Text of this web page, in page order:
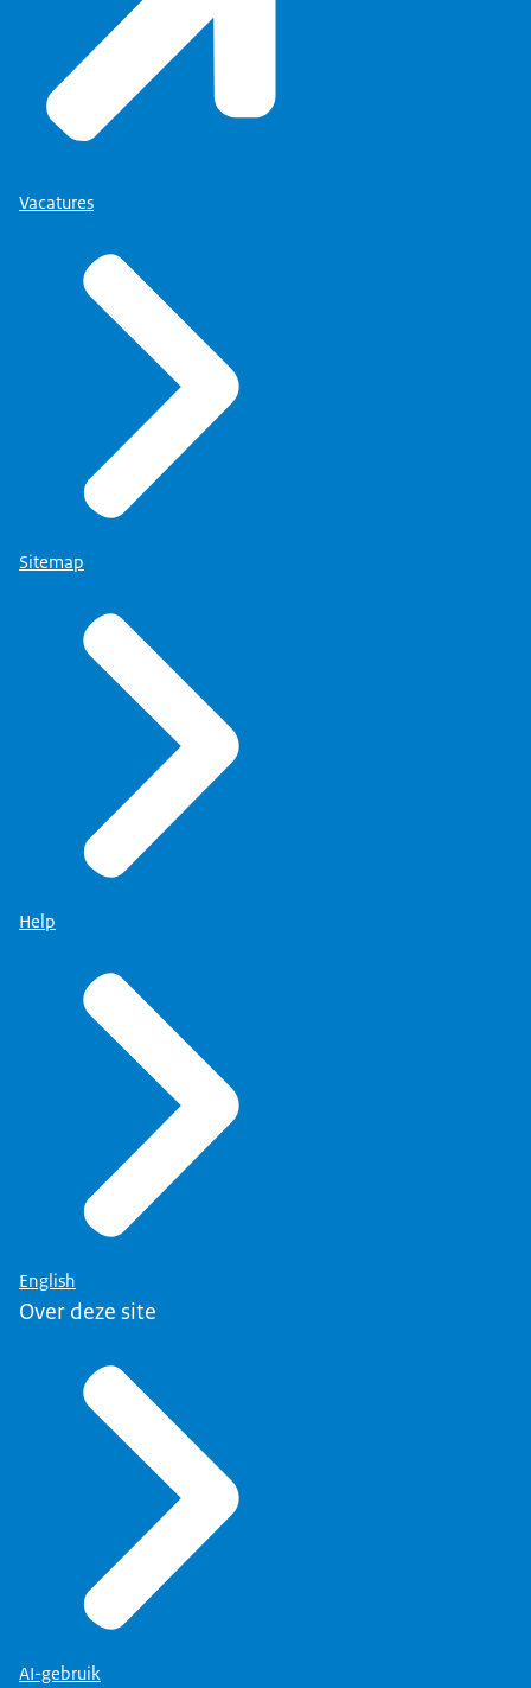
Vacatures
Sitemap
Help
English
Over deze site
AI-gebruik